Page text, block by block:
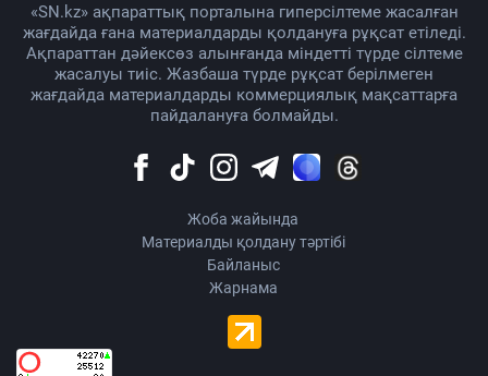
«SN.kz» ақпараттық порталына гиперсілтеме жасалған
жағдайда ғана материалдарды қолдануға рұқсат етіледі.
Ақпараттан дәйексөз алынғанда міндетті түрде сілтеме
жасалуы тиіс. Жазбаша түрде рұқсат берілмеген
жағдайда материалдарды коммерциялық мақсаттарға
пайдалануға болмайды.
Жоба жайында
Материалды қолдану тәртібі
Байланыс
Жарнама